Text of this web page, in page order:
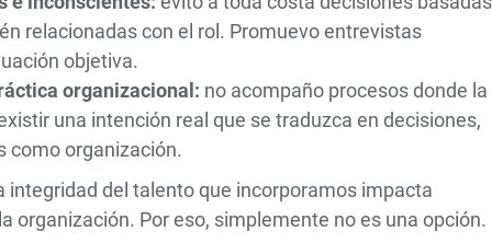
relacionadas con el rol. Promuevo entrevistas
objetiva.
organizacional: no acompaño procesos donde la
una intención real que se traduzca en decisiones,
como organización.
del talento que incorporamos impacta
organización. Por eso, simplemente no es una opción.